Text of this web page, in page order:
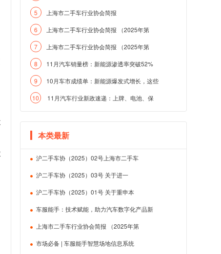
5 上海市二手车行业协会简报
6 上海市二手车行业协会简报 （2025年第
7 上海市二手车行业协会简报 （2025年第
8 11月汽车销量榜：新能源渗透率突破52%
9 10月车市成绩单：新能源爆发式增长，这些
10 11月汽车行业新政速递：上牌、电池、保
本类最新
沪二手车协（2025）02号上海市二手车
沪二手车协（2025）03号 关于进一
沪二手车协（2025）01号 关于重申本
车服能手：技术赋能，助力汽车数字化产品新
上海市二手车行业协会简报 （2025年第
市场必备 | 车服能手智慧场地信息系统